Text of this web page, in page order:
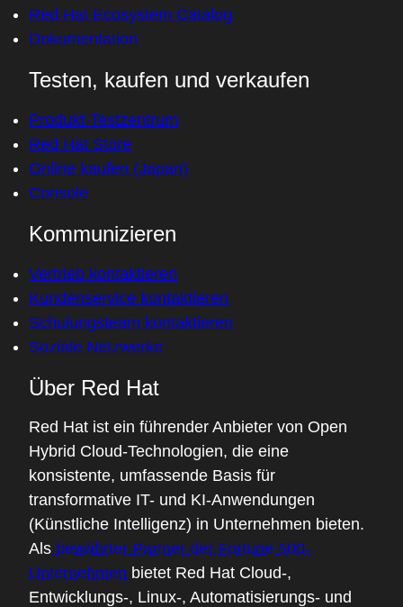
Red Hat Ecosystem Catalog
Dokumentation
Testen, kaufen und verkaufen
Produkt-Testzentrum
Red Hat Store
Online kaufen (Japan)
Console
Kommunizieren
Vertrieb kontaktieren
Kundenservice kontaktieren
Schulungsteam kontaktieren
Soziale Netzwerke
Über Red Hat
Red Hat ist ein führender Anbieter von Open
Hybrid Cloud-Technologien, die eine
konsistente, umfassende Basis für
transformative IT- und KI-Anwendungen
(Künstliche Intelligenz) in Unternehmen bieten.
Als bewährter Partner der Fortune 500-
Unternehmen bietet Red Hat Cloud-,
Entwicklungs-, Linux-, Automatisierungs- und